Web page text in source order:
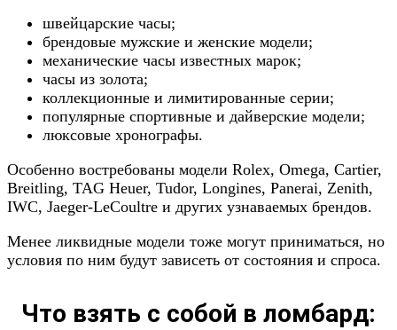
швейцарские часы;
брендовые мужские и женские модели;
механические часы известных марок;
часы из золота;
коллекционные и лимитированные серии;
популярные спортивные и дайверские модели;
люксовые хронографы.
Особенно востребованы модели Rolex, Omega, Cartier,
Breitling, TAG Heuer, Tudor, Longines, Panerai, Zenith,
IWC, Jaeger-LeCoultre и других узнаваемых брендов.
Менее ликвидные модели тоже могут приниматься, но
условия по ним будут зависеть от состояния и спроса.
Что взять с собой в ломбард: